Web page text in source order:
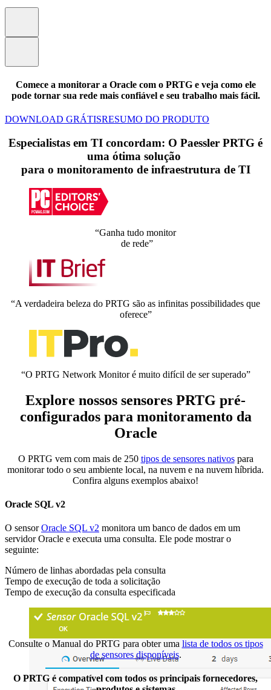
Comece a monitorar a Oracle com o PRTG e veja como ele
pode tornar sua rede mais confiável e seu trabalho mais fácil.
DOWNLOAD GRÁTISRESUMO DO PRODUTO
Especialistas em TI concordam: O Paessler PRTG é
uma ótima solução
para o monitoramento de infraestrutura de TI
“Ganha tudo monitor
de rede”
“A verdadeira beleza do PRTG são as infinitas possibilidades que
oferece”
“O PRTG Network Monitor é muito difícil de ser superado”
Explore nossos sensores PRTG pré-
configurados para monitoramento da
Oracle
O PRTG vem com mais de 250 tipos de sensores nativospara
monitorar todo o seu ambiente local, na nuvem e na nuvem híbrida.
Confira alguns exemplos abaixo!
Oracle SQL v2
O sensorOracle SQL v2 monitora um banco de dados em um
servidor Oracle e executa uma consulta. Ele pode mostrar o
seguinte:
Número de linhas abordadas pela consulta
Tempo de execução de toda a solicitação
Tempo de execução da consulta especificada
Consulte o Manual do PRTG para obter uma lista de todos os tipos
de sensores disponíveis.
O PRTG é compatível com todos os principais fornecedores,